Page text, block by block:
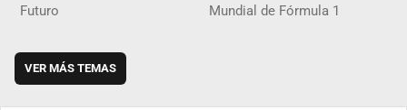
Futuro Mundial de Fórmula 1
VER MÁS TEMAS